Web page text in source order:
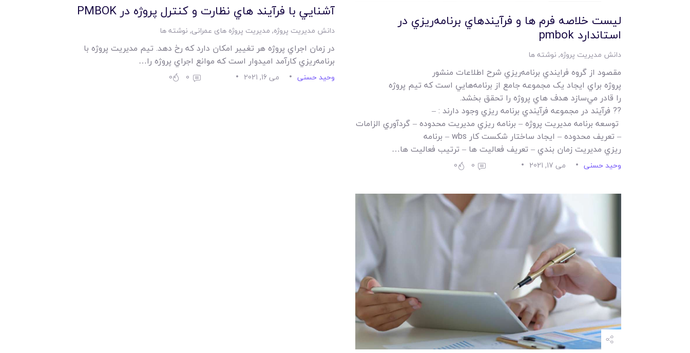
ليست خلاصه فرم ها و فرآيندهاي برنامه‌ريزي در
استاندارد pmbok
دانش مدیریت پروژه, نوشته ها
مقصود از گروه فرايندي برنامه‌ريزي شرح اطلاعات منشور
پروژه براي ايجاد يک مجموعه جامع از برنامه‌هايي است که تيم پروژه
را قادر مي‌سازد هدف هاي پروژه را تحقق بخشد.
?? فرآيند در مجموعه فرآيندي برنامه ريزي وجود دارند : –
توسعه برنامه مديريت پروژه – برنامه ريزي مديريت محدوده – گردآوري الزامات
– تعريف محدوده – ايجاد ساختار شکست کار wbs – برنامه
ريزي مديريت زمان بندي – تعريف فعاليت ها – ترتيب فعاليت ها…
وحید حسنی می 17, 2021 0
0
آشنايي با فرآيند هاي نظارت و کنترل پروژه در PMBOK
دانش مدیریت پروژه, مدیریت پروژه های عمرانی, نوشته ها
در زمان اجراي پروژه هر تغيير امکان دارد که رخ دهد. تيم مديريت پروژه با
برنامه‌ريزي کارآمد اميدوار است که موانع اجراي پروژه را…
وحید حسنی می 16, 2021 0
0